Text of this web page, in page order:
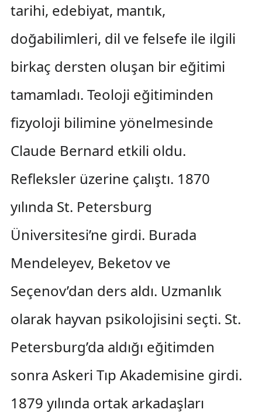
tarihi, edebiyat, mantık,
doğabilimleri, dil ve felsefe ile ilgili
birkaç dersten oluşan bir eğitimi
tamamladı. Teoloji eğitiminden
fizyoloji bilimine yönelmesinde
Claude Bernard etkili oldu.
Refleksler üzerine çalıştı. 1870
yılında St. Petersburg
Üniversitesi’ne girdi. Burada
Mendeleyev, Beketov ve
Seçenov’dan ders aldı. Uzmanlık
olarak hayvan psikolojisini seçti. St.
Petersburg’da aldığı eğitimden
sonra Askeri Tıp Akademisine girdi.
1879 yılında ortak arkadaşları